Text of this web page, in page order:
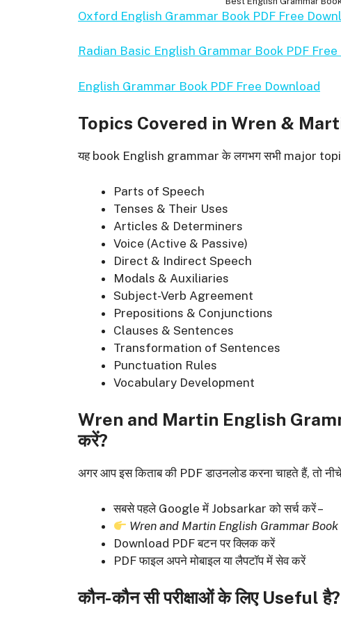
Oxford English Grammar Book PDF Free
Radian Basic English Grammar Book PDF Free
English Grammar Book PDF Free Download
Topics Covered in Wren &
यह book English grammar के लगभग सभी major
Parts of Speech
Tenses & Their Uses
Articles & Determiners
Voice (Active & Passive)
Direct & Indirect Speech
Modals & Auxiliaries
Subject-Verb Agreement
Prepositions & Conjunctions
Clauses & Sentences
Transformation of Sentences
Punctuation Rules
Vocabulary Development
Wren and Martin English
करें?
अगर आप इस किताब की PDF डाउनलोड करना चाहते हैं, तो
सबसे पहले Google में Jobsarkar को सर्च करें –
Wren and Martin English Grammar
Download PDF बटन पर क्लिक करें
PDF फाइल अपने मोबाइल या लैपटॉप में सेव करें
कौन-कौन सी परीक्षाओं के लिए Useful है?